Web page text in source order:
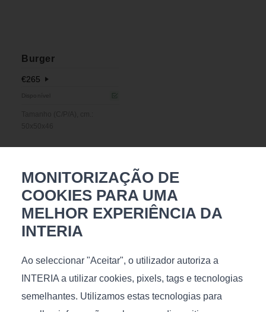
Burger
€265
Disponível
Talvez goste
Kiev Ivory 170x240 Gornyatko
MONITORIZAÇÃO DE
COOKIES PARA UMA
MELHOR EXPERIÊNCIA DA
INTERIA
Ao seleccionar "Aceitar", o utilizador autoriza a
INTERIA a utilizar cookies, pixels, tags e tecnologias
semelhantes. Utilizamos estas tecnologias para